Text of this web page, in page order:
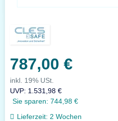
787,00 €
inkl. 19% USt.
UVP: 1.531,98 €
Sie sparen: 744,98 €
Lieferzeit: 2 Wochen